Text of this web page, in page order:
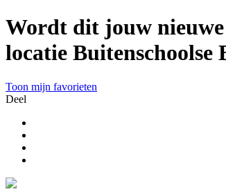
Wordt dit jouw
locatie Buitenschoolse
Toon mijn favorieten
Deel